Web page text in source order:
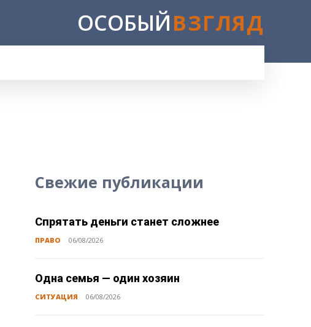
ОСОБЫЙВЗГЛЯД
Свежие публикации
Спрятать деньги станет сложнее
ПРАВО 06/08/2026
Одна семья — один хозяин
СИТУАЦИЯ 06/08/2026